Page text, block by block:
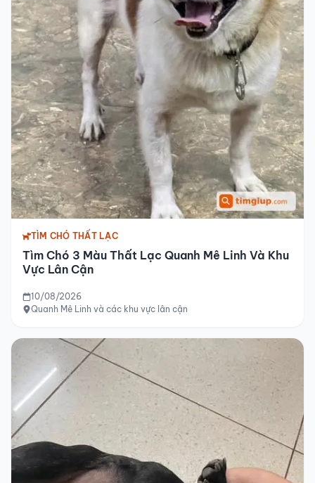
TÌM CHÓ THẤT LẠC
Tìm Chó 3 Màu Thất Lạc Quanh Mê Linh Và Khu
Vực Lân Cận
10/08/2026
Quanh Mê Linh và các khu vực lân cận